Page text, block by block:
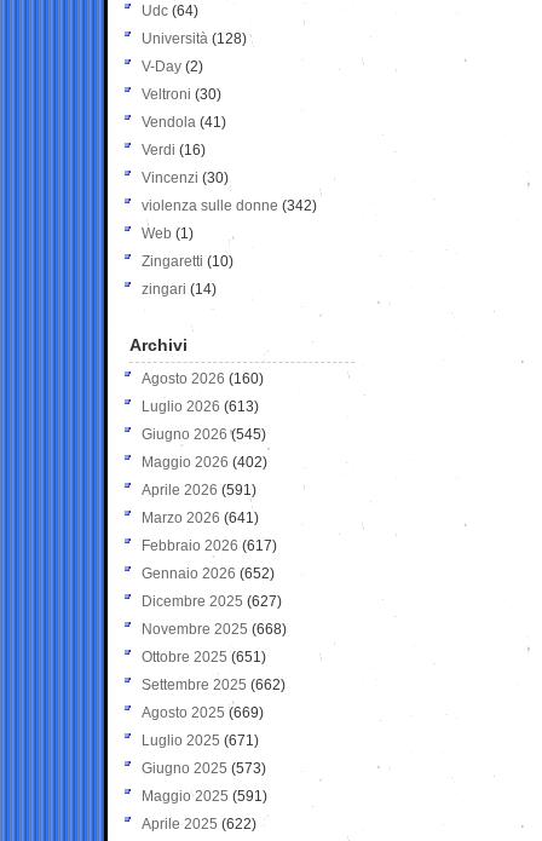
Udc (64)
Università (128)
V-Day (2)
Veltroni (30)
Vendola (41)
Verdi (16)
Vincenzi (30)
violenza sulle donne (342)
Web (1)
Zingaretti (10)
zingari (14)
Archivi
Agosto 2026 (160)
Luglio 2026 (613)
Giugno 2026 (545)
Maggio 2026 (402)
Aprile 2026 (591)
Marzo 2026 (641)
Febbraio 2026 (617)
Gennaio 2026 (652)
Dicembre 2025 (627)
Novembre 2025 (668)
Ottobre 2025 (651)
Settembre 2025 (662)
Agosto 2025 (669)
Luglio 2025 (671)
Giugno 2025 (573)
Maggio 2025 (591)
Aprile 2025 (622)